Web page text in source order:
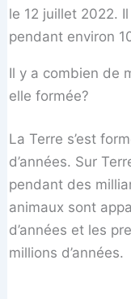
le 12 juillet 2022.
pendant environ
Il y a combien de
elle formée?
La Terre s’est
d’années. Sur
pendant des
animaux sont
d’années et les
millions d’années.